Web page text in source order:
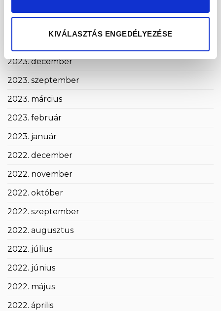
KIVÁLASZTÁS ENGEDÉLYEZÉSE
2023. december
2023. szeptember
2023. március
2023. február
2023. január
2022. december
2022. november
2022. október
2022. szeptember
2022. augusztus
2022. július
2022. június
2022. május
2022. április